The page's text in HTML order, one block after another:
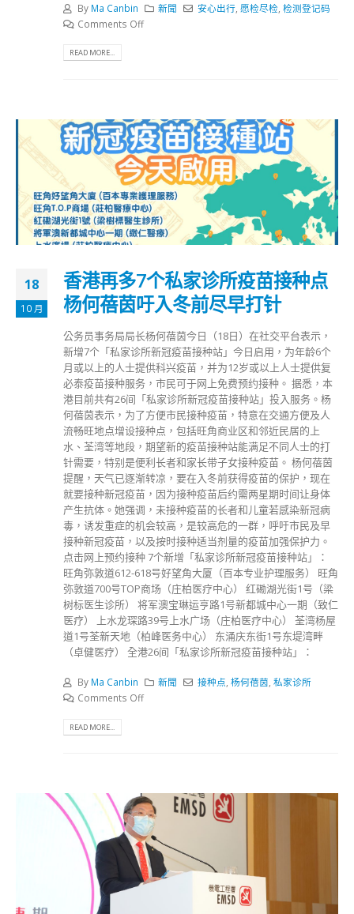
By Ma Canbin 新聞 安心出行 ,愿检尽检 ,检测登记码
Comments Off
READ MORE...
18
10 月
香港再多7个私家诊所疫苗接种点
杨何蓓茵吁入冬前尽早打针
公务员事务局局长杨何蓓茵今日（18日）在社交平台表示，
新增7个「私家诊所新冠疫苗接种站」今日启用，为年龄6个
月或以上的人士提供科兴疫苗，并为12岁或以上人士提供复
必泰疫苗接种服务，市民可于网上免费预约接种。 据悉，本
港目前共有26间「私家诊所新冠疫苗接种站」投入服务。杨
何蓓茵表示，为了方便市民接种疫苗，特意在交通方便及人
流畅旺地点增设接种点，包括旺角商业区和邻近民居的上
水、荃湾等地段，期望新的疫苗接种站能满足不同人士的打
针需要，特别是便利长者和家长带子女接种疫苗。 杨何蓓茵
提醒，天气已逐渐转凉，要在入冬前获得疫苗的保护，现在
就要接种新冠疫苗，因为接种疫苗后约需两星期时间让身体
产生抗体。她强调，未接种疫苗的长者和儿童若感染新冠病
毒，诱发重症的机会较高，是较高危的一群，呼吁市民及早
接种新冠疫苗，以及按时接种适当剂量的疫苗加强保护力。
点击网上预约接种 7个新增「私家诊所新冠疫苗接种站」：
旺角弥敦道612-618号好望角大厦（百本专业护理服务） 旺角
弥敦道700号TOP商场（庄柏医疗中心） 红磡湖光街1号（梁
树标医生诊所） 将军澳宝琳运亨路1号新都城中心一期（致仁
医疗） 上水龙琛路39号上水广场（庄柏医疗中心） 荃湾杨屋
道1号荃新天地（柏峰医务中心） 东涌庆东街1号东堤湾畔
（卓健医疗） 全港26间「私家诊所新冠疫苗接种站」：
By Ma Canbin 新聞 接种点,杨何蓓茵,私家诊所
Comments Off
READ MORE...